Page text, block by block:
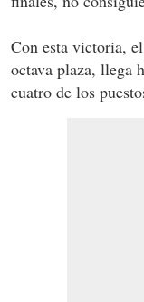
Con esta victoria, el
octava plaza, llega
cuatro de los